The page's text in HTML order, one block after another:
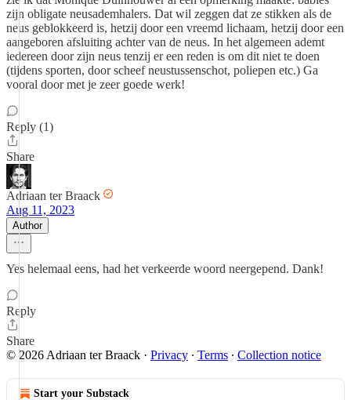
zijn obligate neusademhalers. Dat wil zeggen dat ze stikken als de
neus geblokkeerd is, hetzij door een vreemd lichaam, hetzij door een
aangeboren afsluiting achter van de neus. In het algemeen ademt
iedereen door zijn neus tenzij er een reden is om dit niet te doen
(tijdens sporten, door scheef neustussenschot, poliepen etc.) Ga
vooral door met je zeer goede werk!
Reply (1)
Share
Adriaan ter Braack
Aug 11, 2023
Author
Yes helemaal eens, had het verkeerde woord neergepend. Dank!
Reply
Share
© 2026 Adriaan ter Braack · Privacy ∙ Terms ∙ Collection notice
Start your Substack